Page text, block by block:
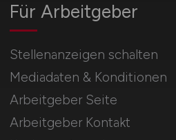
Für Arbeitgeber
Stellenanzeigen schalten
Mediadaten & Konditionen
Arbeitgeber Seite
Arbeitgeber Kontakt